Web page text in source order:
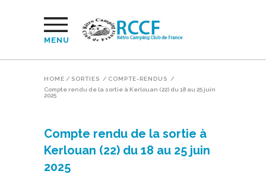
MENU
HOME / SORTIES / COMPTE-RENDUS
/
Compte rendu de la sortie à Kerlouan (22) du 18 au 25 juin
2025
Compte rendu de la sortie à
Kerlouan (22) du 18 au 25 juin
2025